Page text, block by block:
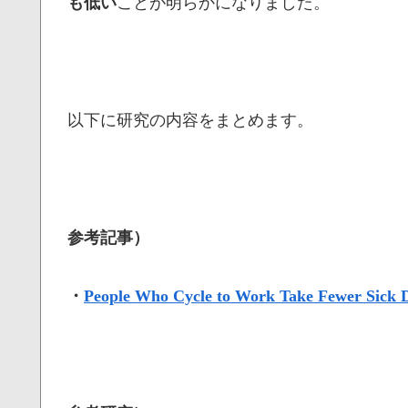
以下に研究の内容をまとめます。
参考記事）
・ People Who Cycle to Work Take Fewer Sick